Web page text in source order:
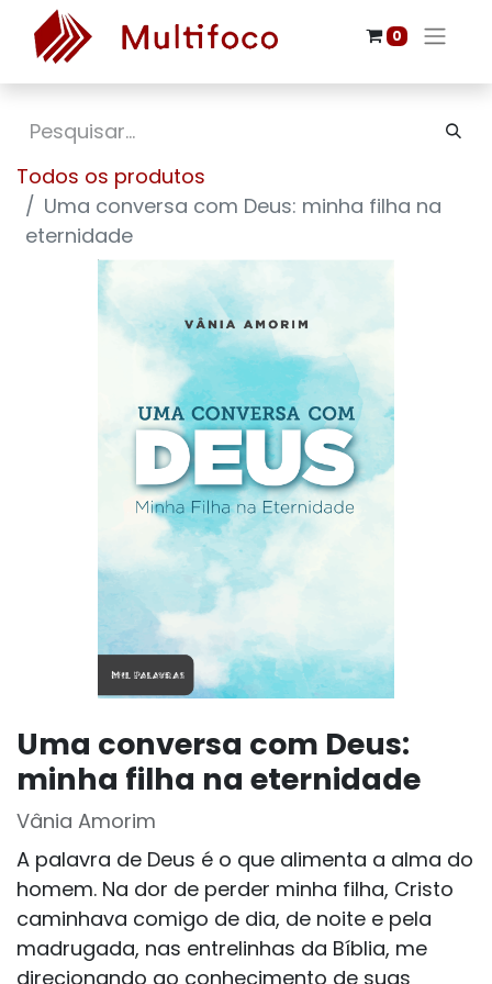
0
Todos os produtos
Uma conversa com Deus: minha filha na
eternidade
Uma conversa com Deus:
minha filha na eternidade
Vânia Amorim
A palavra de Deus é o que alimenta a alma do
homem. Na dor de perder minha filha, Cristo
caminhava comigo de dia, de noite e pela
madrugada, nas entrelinhas da Bíblia, me
direcionando ao conhecimento de suas